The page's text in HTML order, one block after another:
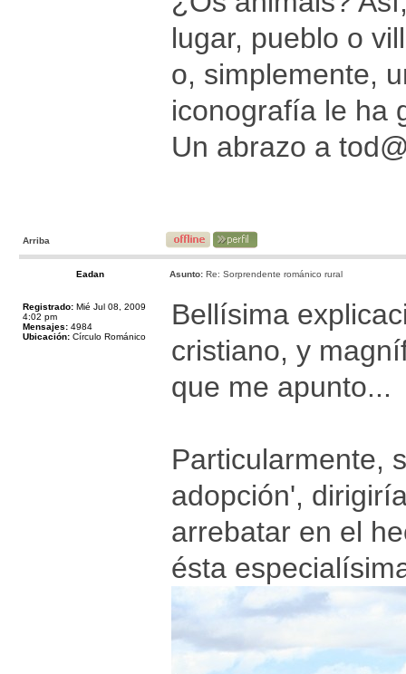
lugar, pueblo o
o, simplemente,
iconografía le ha
Un abrazo a
Arriba
Eadan Asunto: Re: Sorprendente románico rural
Registrado: Mié Jul 08, 2009
4:02 pm
Mensajes: 4984
Ubicación: Círculo Románico
Bellísima
cristiano, y
que me apunto...
Particularmente,
adopción',
arrebatar en el
ésta